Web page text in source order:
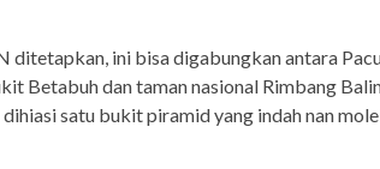
ditetapkan, ini bisa digabungkan antara
Betabuh dan taman nasional Rimbang
satu bukit piramid yang indah nan